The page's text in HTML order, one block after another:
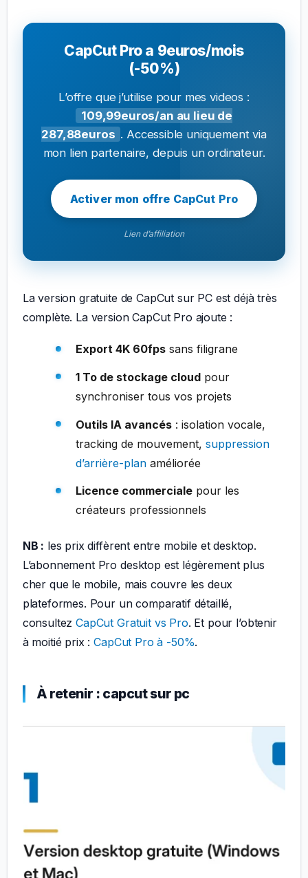
CapCut Pro a 9euros/mois
(-50%)
L’offre que j’utilise pour mes videos :
109,99euros/an au lieu de
287,88euros . Accessible uniquement via
mon lien partenaire, depuis un ordinateur.
Activer mon offre CapCut Pro
Lien d’affiliation
La version gratuite de CapCut sur PC est déjà très
complète. La version CapCut Pro ajoute :
Export 4K 60fpssans filigrane
1 To de stockage cloudpour
synchroniser tous vos projets
Outils IA avancés: isolation vocale,
tracking de mouvement, suppression
d’arrière-planaméliorée
Licence commercialepour les
créateurs professionnels
NB : les prix diffèrent entre mobile et desktop.
L’abonnement Pro desktop est légèrement plus
cher que le mobile, mais couvre les deux
plateformes. Pour un comparatif détaillé,
consultezCapCut Gratuit vs Pro. Et pour l’obtenir
à moitié prix :CapCut Pro à -50%.
À retenir : capcut sur pc